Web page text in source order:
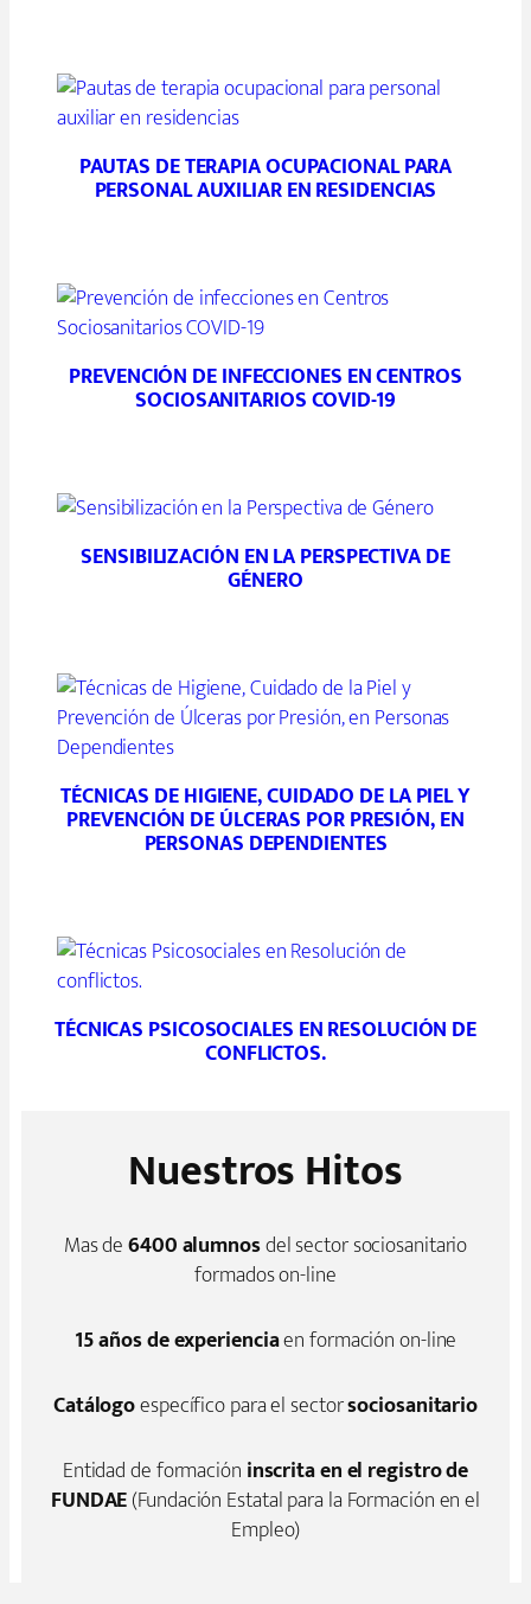
PAUTAS DE TERAPIA OCUPACIONAL PARA
PERSONAL AUXILIAR EN RESIDENCIAS
PREVENCIÓN DE INFECCIONES EN CENTROS
SOCIOSANITARIOS COVID-19
SENSIBILIZACIÓN EN LA PERSPECTIVA DE
GÉNERO
TÉCNICAS DE HIGIENE, CUIDADO DE LA PIEL Y
PREVENCIÓN DE ÚLCERAS POR PRESIÓN, EN
PERSONAS DEPENDIENTES
TÉCNICAS PSICOSOCIALES EN RESOLUCIÓN DE
CONFLICTOS.
Nuestros Hitos
Mas de6400 alumnosdel sector sociosanitario
formados on-line
15 años de experienciaen formación on-line
Catálogoespecífico para el sectorsociosanitario
Entidad de formacióninscrita en el registro de
FUNDAE(Fundación Estatal para la Formación en el
Empleo)